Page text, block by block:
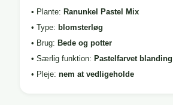
• Plante: Ranunkel Pastel Mix
• Type: blomsterløg
• Brug: Bede og potter
• Særlig funktion: Pastelfarvet blanding
• Pleje: nem at vedligeholde